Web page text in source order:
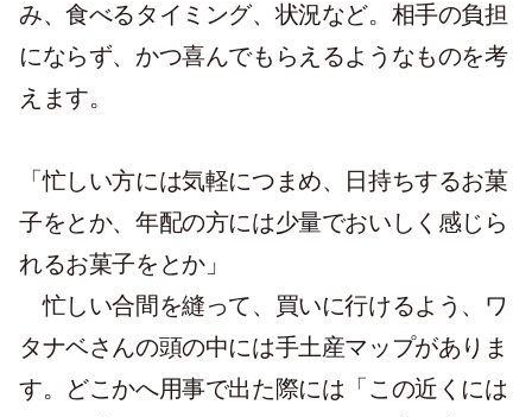
み、食べるタイミング、状況など。相手の負担
にならず、かつ喜んでもらえるようなものを考
えます。
「忙しい方には気軽につまめ、日持ちするお菓
子をとか、年配の方には少量でおいしく感じら
れるお菓子をとか」
忙しい合間を縫って、買いに行けるよう、ワ
タナベさんの頭の中には手土産マップがありま
す。どこかへ用事で出た際には「この近くには